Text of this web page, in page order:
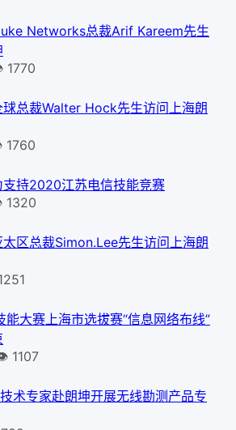
Networks总裁Arif Kareem先生
1770
总裁Walter Hock先生访问上海朗
1760
支持2020江苏电信技能竞赛
1320
区总裁Simon.Lee先生访问上海朗
能大赛上海市选拔赛“信息网络布线”
1107
术专家赴朗坤开展无线勘测产品专